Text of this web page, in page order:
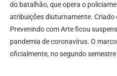
do batalhão, que opera o
atribuições diuturnamente. Criado
Prevenindo com Arte ficou
pandemia de coronavírus. O
oficialmente, no segundo